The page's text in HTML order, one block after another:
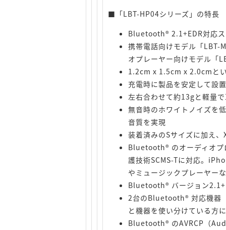
■「LBT-HP04シリーズ」の特長
Bluetooth® 2.1+EDR対応
携帯電話向けモデル「LBT-
オプレーヤー向けモデル「
1.2cm x 1.5cm x 2.0cmと
充電時に製品を安定して設
左右合わせて約13gと軽量
無音時のホワイトノイズを
音質を実現
装着済みのSサイズに加え
Bluetooth® のオーディオプ
護技術SCMS-Tに対応。
やミュージックプレーヤー
Bluetooth® バージョン
2台のBluetooth® 対応機器
と機器を使い分けている方
Bluetooth® のAVRCP（